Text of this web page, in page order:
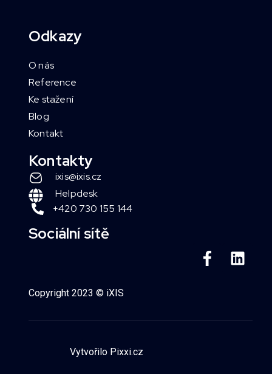
Odkazy
O nás
Reference
Ke stažení
Blog
Kontakt
Kontakty
ixis@ixis.cz
Helpdesk
+420 730 155 144
Sociální sítě
Copyright 2023 © iXIS
Vytvořilo Pixxi.cz